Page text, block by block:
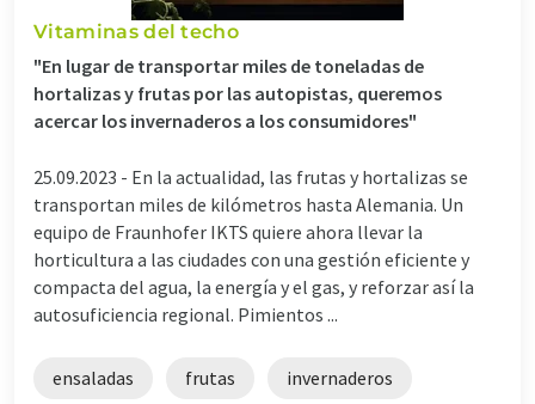
Vitaminas del techo
"En lugar de transportar miles de toneladas de
hortalizas y frutas por las autopistas, queremos
acercar los invernaderos a los consumidores"
25.09.2023 - En la actualidad, las frutas y hortalizas se
transportan miles de kilómetros hasta Alemania. Un
equipo de Fraunhofer IKTS quiere ahora llevar la
horticultura a las ciudades con una gestión eficiente y
compacta del agua, la energía y el gas, y reforzar así la
autosuficiencia regional. Pimientos ...
ensaladas frutas invernaderos